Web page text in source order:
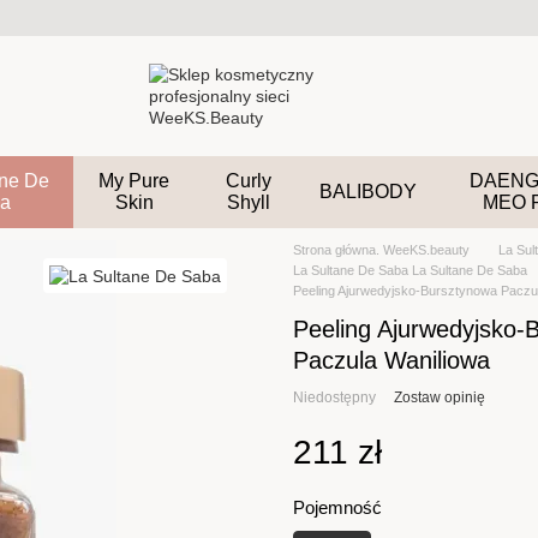
De
My Pure
Skin
Curly
Shyll
BALIBODY
MEO
Strona główna. WeeKS.beauty
La
La Sultane De Saba La Sultane De Saba
Peeling Ajurwedyjsko-Bursztynowa
Peeling Ajurwedyjsko-
Paczula Waniliowa
Niedostępny Zostaw opinię
211 zł
Pojemność